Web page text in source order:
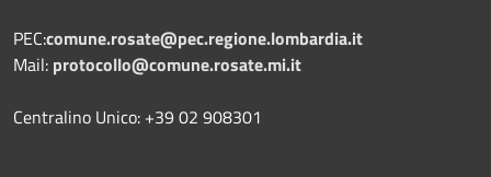
PEC:comune.rosate@pec.regione.lombardia.it
Mail: protocollo@comune.rosate.mi.it
Centralino Unico: +39 02 908301